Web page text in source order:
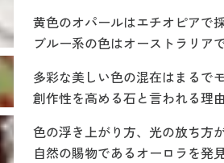
黄色のオパールはエチオピアで
ブルー系の色はオーストラリア
多彩な美しい色の混在はまるで
創作性を高める石と言われる理
色の浮き上がり方、光の放ち方
自然の賜物であるオーロラを発